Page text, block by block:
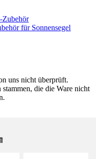
Zubehör
für Sonnensegel
uns nicht überprüft.
die die Ware nicht